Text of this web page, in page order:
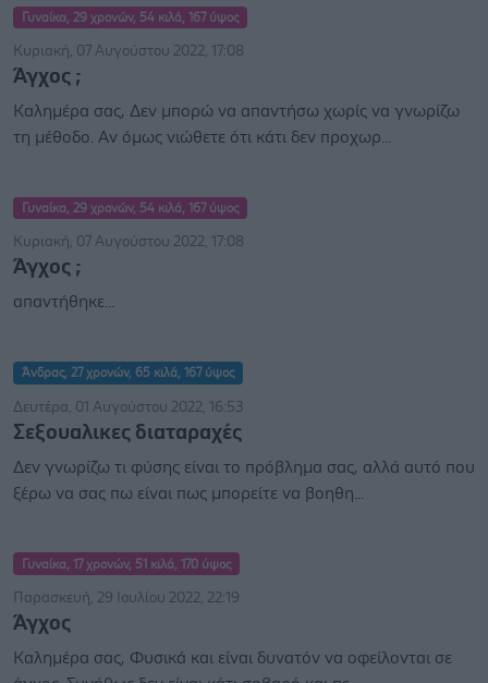
Γυναίκα, 29 χρονών, 54 κιλά, 167 ύψος
Κυριακή, 07 Αυγούστου 2022, 17:08
Άγχος ;
Καλημέρα σας, Δεν μπορώ να απαντήσω χωρίς να γνωρίζω
τη μέθοδο. Αν όμως νιώθετε ότι κάτι δεν προχωρ...
Γυναίκα, 29 χρονών, 54 κιλά, 167 ύψος
Κυριακή, 07 Αυγούστου 2022, 17:08
Άγχος ;
απαντήθηκε...
Άνδρας, 27 χρονών, 65 κιλά, 167 ύψος
Δευτέρα, 01 Αυγούστου 2022, 16:53
Σεξουαλικες διαταραχές
Δεν γνωρίζω τι φύσης είναι το πρόβλημα σας, αλλά αυτό που
ξέρω να σας πω είναι πως μπορείτε να βοηθη...
Γυναίκα, 17 χρονών, 51 κιλά, 170 ύψος
Παρασκευή, 29 Ιουλίου 2022, 22:19
Άγχος
Καλημέρα σας, Φυσικά και είναι δυνατόν να οφείλονται σε